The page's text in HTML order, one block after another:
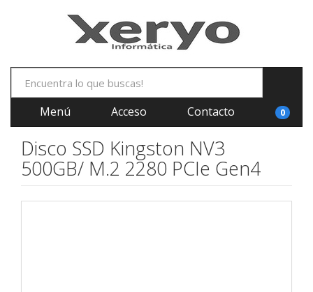
Menú Acceso Contacto 0
Disco SSD Kingston NV3
500GB/ M.2 2280 PCIe Gen4